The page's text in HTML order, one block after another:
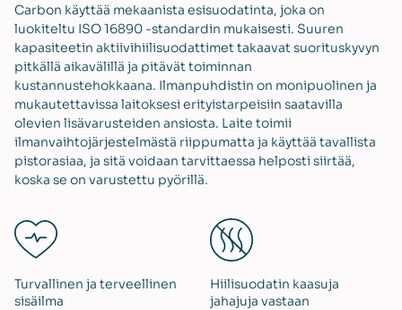
Carbon käyttää mekaanista esisuodatinta, joka on
luokiteltu ISO 16890 -standardin mukaisesti. Suuren
kapasiteetin aktiivihiilisuodattimet takaavat suorituskyvyn
pitkällä aikavälillä ja pitävät toiminnan
kustannustehokkaana. Ilmanpuhdistin on monipuolinen ja
mukautettavissa laitoksesi erityistarpeisiin saatavilla
olevien lisävarusteiden ansiosta. Laite toimii
ilmanvaihtojärjestelmästä riippumatta ja käyttää tavallista
pistorasiaa, ja sitä voidaan tarvittaessa helposti siirtää,
koska se on varustettu pyörillä.
Turvallinen ja terveellinen
sisäilma
Hiilisuodatin kaasuja
jahajuja vastaan